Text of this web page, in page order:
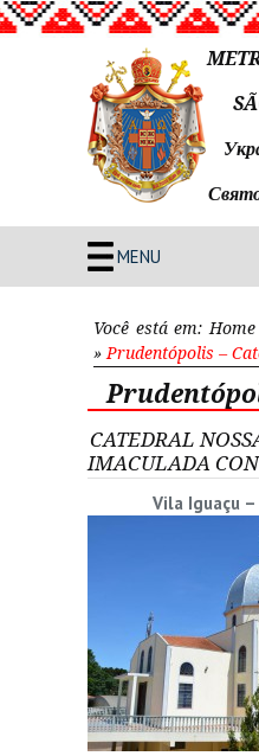
MENU
Você está em: Home
» Prudentópolis –
CATEDRAL
IMACULADA
Vila Iguaçu